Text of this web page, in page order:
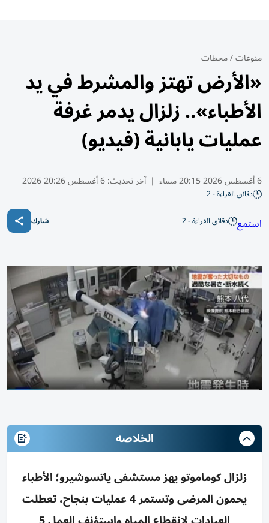
منوعات/محطات
«الأرض تهتز والمشرط في يد
الأطباء».. زلزال يدمر غرفة
عمليات يابانية (فيديو)
6 أغسطس 2026 20:15 مساء | آخر تحديث:6 أغسطس 20:26 2026
دقائق القراءة - 2
استمع دقائق القراءة - 2 شارك
الخلاصه
زلزال كوماموتو يهز مستشفى ياتسوشيرو؛ الأطباء
يحمون المرضى وتستمر 4 عمليات بنجاح، تعطلت